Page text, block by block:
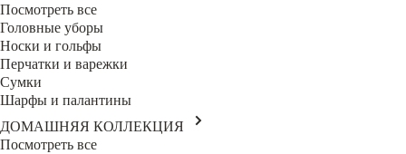
Посмотреть все
Головные уборы
Носки и гольфы
Перчатки и варежки
Сумки
Шарфы и палантины
ДОМАШНЯЯ КОЛЛЕКЦИЯ
Посмотреть все